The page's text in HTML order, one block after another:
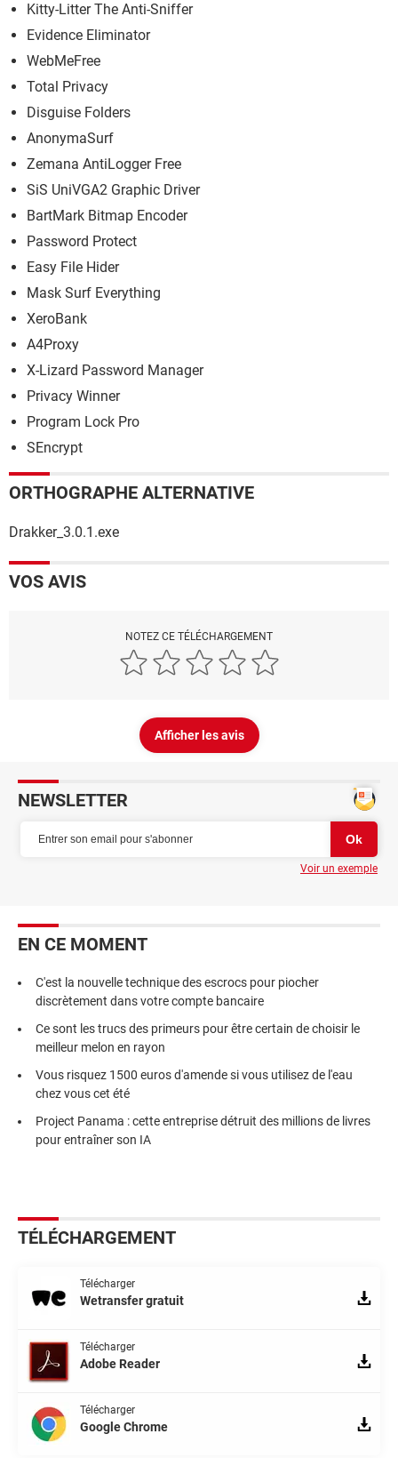
Kitty-Litter The Anti-Sniffer
Evidence Eliminator
WebMeFree
Total Privacy
Disguise Folders
AnonymaSurf
Zemana AntiLogger Free
SiS UniVGA2 Graphic Driver
BartMark Bitmap Encoder
Password Protect
Easy File Hider
Mask Surf Everything
XeroBank
A4Proxy
X-Lizard Password Manager
Privacy Winner
Program Lock Pro
SEncrypt
ORTHOGRAPHE ALTERNATIVE
Drakker_3.0.1.exe
VOS AVIS
NOTEZ CE TÉLÉCHARGEMENT
Afficher les avis
NEWSLETTER
Voir un exemple
EN CE MOMENT
C'est la nouvelle technique des escrocs pour piocher
discrètement dans votre compte bancaire
Ce sont les trucs des primeurs pour être certain de choisir le
meilleur melon en rayon
Vous risquez 1500 euros d'amende si vous utilisez de l'eau
chez vous cet été
Project Panama : cette entreprise détruit des millions de livres
pour entraîner son IA
TÉLÉCHARGEMENT
Télécharger
Wetransfer gratuit
Télécharger
Adobe Reader
Télécharger
Google Chrome